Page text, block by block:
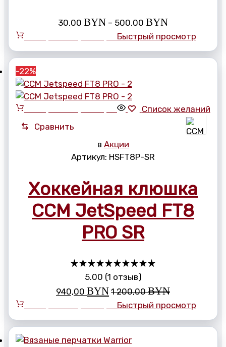
30,00 BYN – 500,00 BYNДиапазон
цен:
–
Быстрый просмотр
-22%
Список желаний
Сравнить
в Акции
Артикул: HSFT8P-SR
Хоккейная клюшка
CCM JetSpeed FT8
PRO SR
из
5
5.00 (1 отзыв)
940,00 BYN 1 200,00BYN
Быстрый просмотр